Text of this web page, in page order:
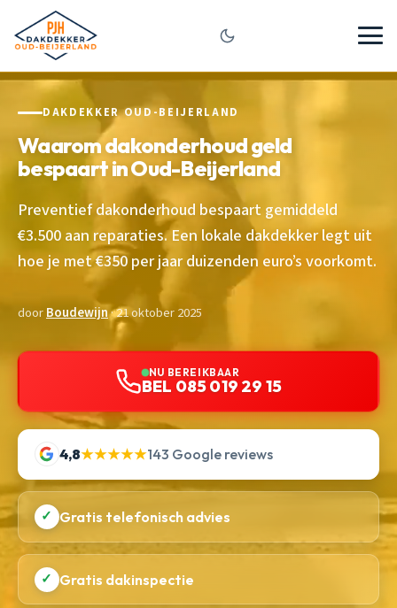
DAKDEKKER OUD-BEIJERLAND
Waarom dakonderhoud geld
bespaart in Oud-Beijerland
Preventief dakonderhoud bespaart gemiddeld
€3.500 aan reparaties. Een lokale dakdekker legt uit
hoe je met €350 per jaar duizenden euro’s voorkomt.
doorBoudewijn· 21 oktober 2025
NU BEREIKBAAR
BEL 085 019 29 15
4,8★★★★★143 Google reviews
✓ Gratis telefonisch advies
✓ Gratis dakinspectie